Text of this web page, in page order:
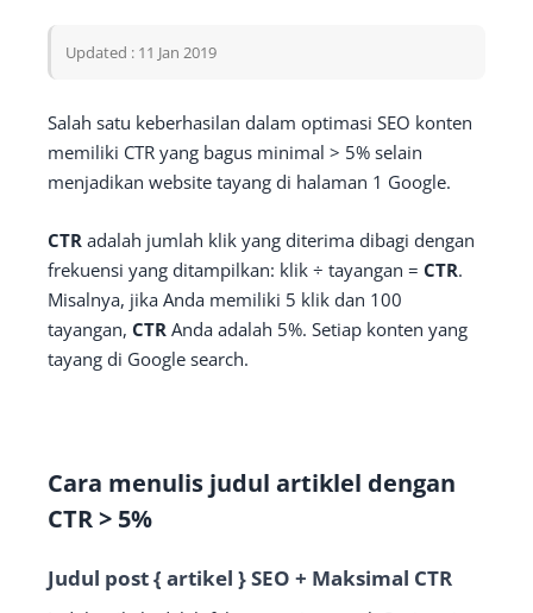
Updated : 11 Jan 2019
Salah satu keberhasilan dalam optimasi SEO konten
memiliki CTR yang bagus minimal > 5% selain
menjadikan website tayang di halaman 1 Google.
CTR adalah jumlah klik yang diterima dibagi dengan
frekuensi yang ditampilkan: klik ÷ tayangan = CTR.
Misalnya, jika Anda memiliki 5 klik dan 100
tayangan, CTR Anda adalah 5%. Setiap konten yang
tayang di Google search.
Cara menulis judul artiklel dengan
CTR > 5%
Judul post { artikel } SEO + Maksimal CTR